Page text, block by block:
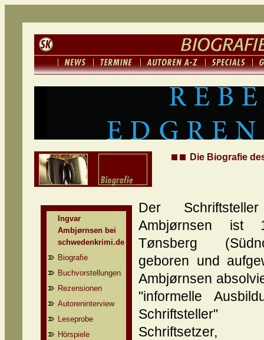
Die Biografie
Ingvar
Ambjørnsen bei
schwedenkrimi.de
Biografie
Buchvorstellungen
Rezensionen
Autoreninterview
Leseprobe
Hörspiele
Der
Ambjørnsen ist
Tønsberg
geboren und
Ambjørnsen
"informelle
Schriftsetzer,